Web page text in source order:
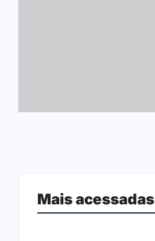
Mais acessadas